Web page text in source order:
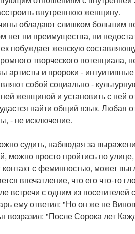
внутреннюю женщину.
обладают слишком большим
нет ни преимущества, ни
побуждает женскую
творческого потенциала,
артисты и пророки -
собой социально -
женщиной и установить с ней
найти общий язык. Любая
- не исключение.
судить, наблюдая за
можно просто пройтись по
с феминностью, может
впечатление, что его что-то
встречи с одним из
ему ответил: "Но он же не
возразил: "После Сорока лет